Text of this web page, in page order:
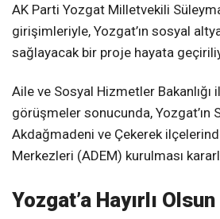
AK Parti Yozgat Milletvekili
girişimleriyle, Yozgat’ın sosyal
sağlayacak bir proje hayata
Aile ve Sosyal Hizmetler Bakanlığı
görüşmeler sonucunda, Yozgat’ın
Akdağmadeni ve Çekerek
Merkezleri (ADEM) kurulması
Yozgat’a Hayırlı Olsun